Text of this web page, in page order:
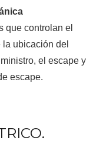
que controlan el
ubicación del
el escape y
escape.